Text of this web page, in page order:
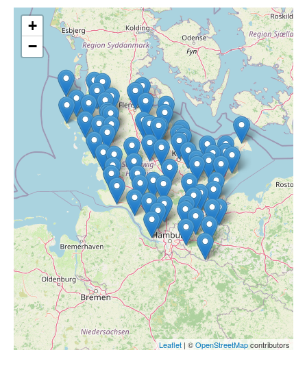
+
−
Leaflet | ©OpenStreetMapcontributors